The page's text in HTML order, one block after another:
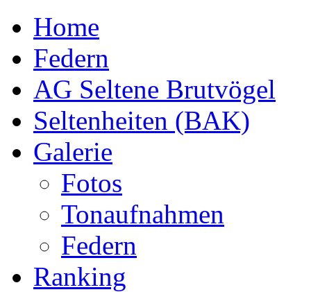
Home
Federn
AG Seltene Brutvögel
Seltenheiten (BAK)
Galerie
Fotos
Tonaufnahmen
Federn
Ranking